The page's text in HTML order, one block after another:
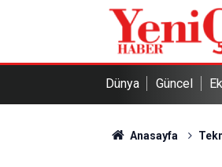
Dünya Güncel
Anasayfa